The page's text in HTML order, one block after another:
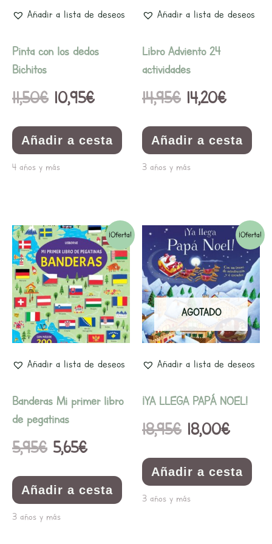
Añadir a lista de deseos
Pinta con los dedos
Bichitos
11,50€ 10,95€
Añadir a cesta
4 años y más
Añadir a lista de deseos
Libro Adviento 24
actividades
14,95€ 14,20€
Añadir a cesta
3 años y más
¡Oferta!
Añadir a lista de deseos
Banderas Mi primer libro
de pegatinas
5,95€
El
precio
original
era:
5,95€.
5,65€
El
precio
actual
es:
5,65€.
Añadir a cesta
3 años y más
¡Oferta!
AGOTADO
Añadir a lista de deseos
¡YA LLEGA PAPÁ NOEL!
18,95€
El
precio
original
era:
18,95€.
18,00€
El
precio
actual
es:
Añadir a cesta
3 años y más